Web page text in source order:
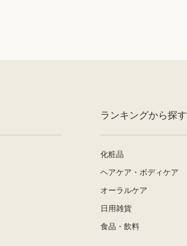
ランキングから探す
化粧品
ヘアケア・ボディケア
オーラルケア
日用雑貨
食品・飲料